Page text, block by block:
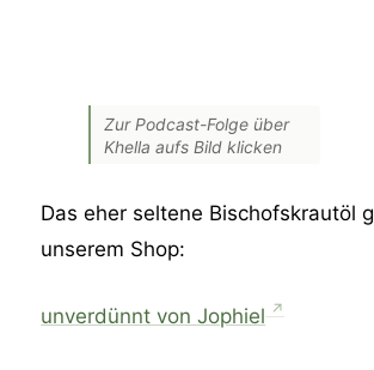
Zur Podcast-Folge über
Khella aufs Bild klicken
Das eher seltene Bischofskrautöl
unserem Shop:
unverdünnt von Jophiel